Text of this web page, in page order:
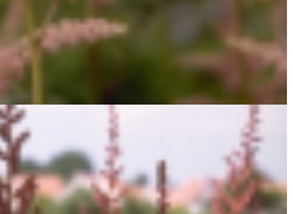
'Cattleya'